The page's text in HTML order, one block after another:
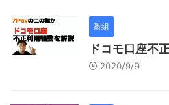
番組
ドコモ口座不
2020/9/9